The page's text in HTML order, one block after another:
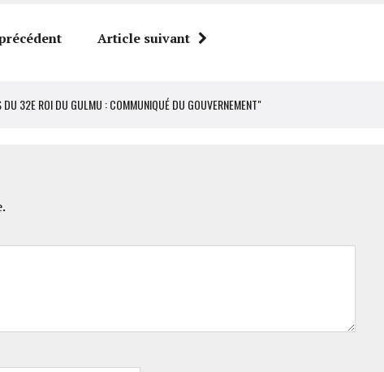
Article suivant
DU 32E ROI DU GULMU : COMMUNIQUÉ DU GOUVERNEMENT"